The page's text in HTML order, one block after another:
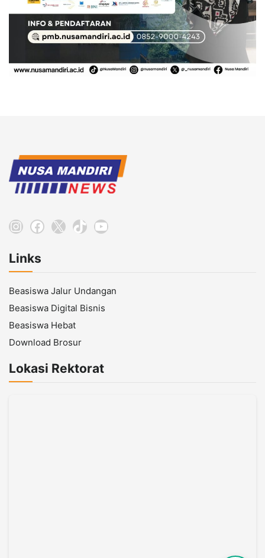
Instagram
Facebook
X TikTokYouTube
Links
Beasiswa Jalur Undangan
Beasiswa Digital Bisnis
Beasiswa Hebat
Download Brosur
Lokasi Rektorat